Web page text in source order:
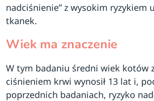
nadciśnienie” z wysokim ryzykiem
tkanek.
Wiek ma znaczenie
W tym badaniu średni wiek kotów
ciśnieniem krwi wynosił 13 lat i,
poprzednich badaniach, ryzyko